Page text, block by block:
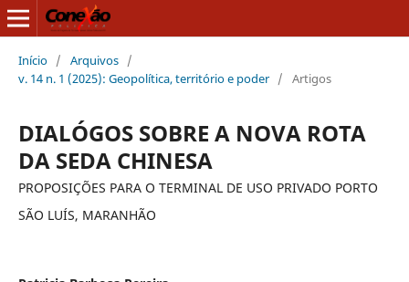
Início / Arquivos /
v. 14 n. 1 (2025): Geopolítica, território e poder / Artigos
DIALÓGOS SOBRE A NOVA ROTA
DA SEDA CHINESA
PROPOSIÇÕES PARA O TERMINAL DE USO PRIVADO PORTO
SÃO LUÍS, MARANHÃO